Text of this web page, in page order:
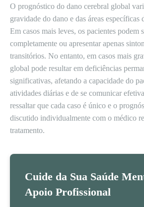
O prognóstico do dano cerebral global
gravidade do dano e das áreas específicas
Em casos mais leves, os pacientes podem
completamente ou apresentar apenas
transitórios. No entanto, em casos mais
global pode resultar em deficiências
significativas, afetando a capacidade do
atividades diárias e de se comunicar
ressaltar que cada caso é único e o
discutido individualmente com o médico
tratamento.
Cuide da Sua Saúde
Apoio Profissional